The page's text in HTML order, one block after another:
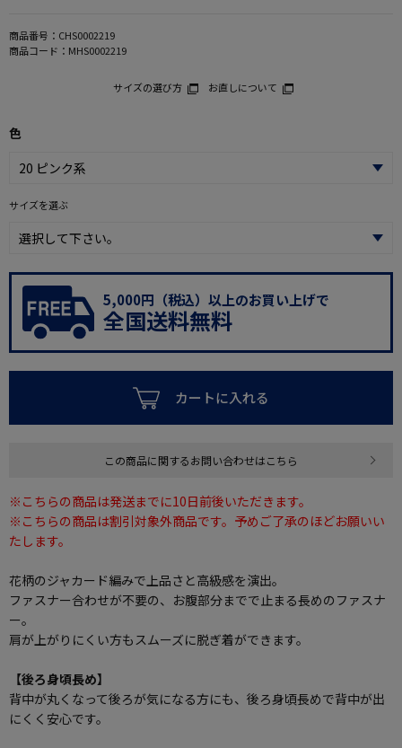
商品番号： CHS0002219
商品コード： MHS0002219
サイズの選び方 お直しについて
色
サイズを選ぶ
5,000円（税込）以上のお買い上げで
全国送料無料
カートに入れる
この商品に関するお問い合わせはこちら
※こちらの商品は発送までに10日前後いただきます。
※こちらの商品は割引対象外商品です。予めご了承のほどお願いい
たします。
花柄のジャカード編みで上品さと高級感を演出。
ファスナー合わせが不要の、お腹部分までで止まる長めのファスナ
ー。
肩が上がりにくい方もスムーズに脱ぎ着ができます。
【後ろ身頃長め】
背中が丸くなって後ろが気になる方にも、後ろ身頃長めで背中が出
にくく安心です。